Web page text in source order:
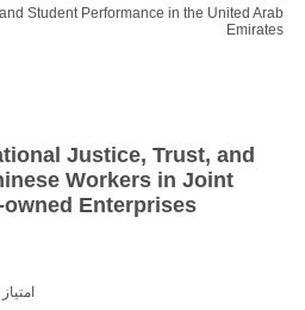
Student Performance in the United Arab
Emirates
Justice, Trust, and
Workers in Joint
Enterprises
امتیاز 5.00 (1 رای)